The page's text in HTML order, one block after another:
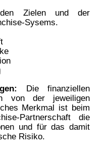
Zielen und der
Sysems.
Die finanziellen
von der jeweiligen
Merkmal ist beim
Partnerschaft die
und für das damit
Risiko.